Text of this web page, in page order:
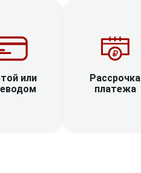
или
Рассрочка
платежа